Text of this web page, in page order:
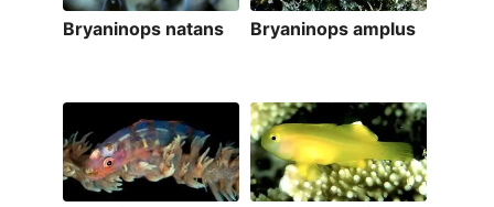
Bryaninops natans Bryaninops amplus